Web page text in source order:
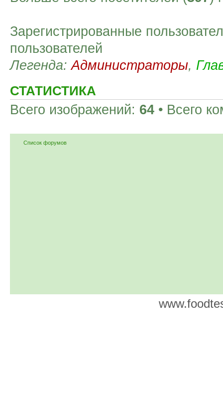
Зарегистрированные
пользователей
Легенда:Администраторы,
СТАТИСТИКА
Всего изображений: 64 • Всего
Список форумов